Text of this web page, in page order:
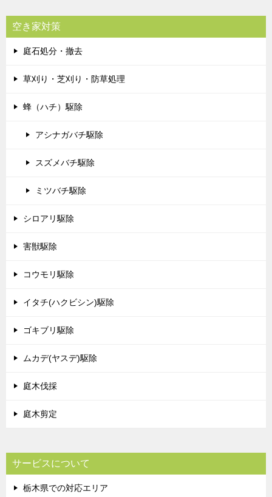
空き家対策
庭石処分・撤去
草刈り・芝刈り・防草処理
蜂（ハチ）駆除
アシナガバチ駆除
スズメバチ駆除
ミツバチ駆除
シロアリ駆除
害獣駆除
コウモリ駆除
イタチ(ハクビシン)駆除
ゴキブリ駆除
ムカデ(ヤスデ)駆除
庭木伐採
庭木剪定
サービスについて
栃木県での対応エリア